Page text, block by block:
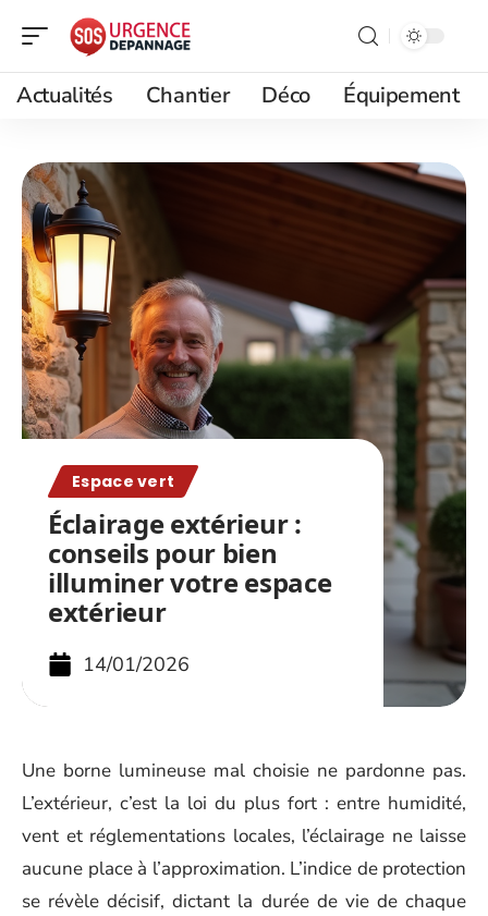
Actualités Chantier Déco Équipement
Espace vert
Éclairage extérieur :
conseils pour bien
illuminer votre espace
extérieur
14/01/2026
Une borne lumineuse mal choisie ne pardonne pas.
L’extérieur, c’est la loi du plus fort : entre humidité,
vent et réglementations locales, l’éclairage ne laisse
aucune place à l’approximation. L’indice de protection
se révèle décisif, dictant la durée de vie de chaque